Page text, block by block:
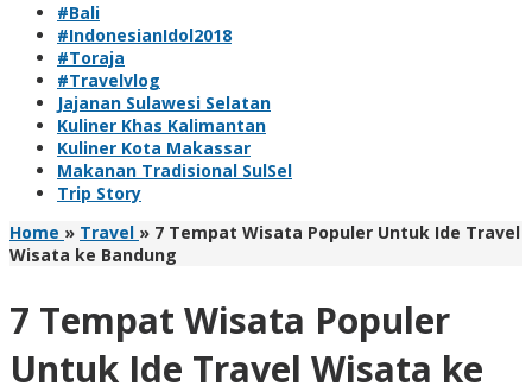
#Bali
#IndonesianIdol2018
#Toraja
#Travelvlog
Jajanan Sulawesi Selatan
Kuliner Khas Kalimantan
Kuliner Kota Makassar
Makanan Tradisional SulSel
Trip Story
Home » Travel » 7 Tempat Wisata Populer Untuk Ide Travel
Wisata ke Bandung
7 Tempat Wisata Populer
Untuk Ide Travel Wisata ke